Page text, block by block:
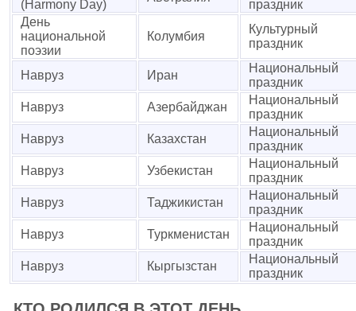
(Harmony Day)
праздник
День
национальной
поэзии
Колумбия
Культурный
праздник
Навруз Иран
Национальный
праздник
Навруз
Азербайджан
Национальный
праздник
Навруз
Казахстан
Национальный
праздник
Навруз
Узбекистан
Национальный
праздник
Навруз
Таджикистан
Национальный
праздник
Навруз
Туркменистан
Национальный
праздник
Навруз
Кыргызстан
Национальный
праздник